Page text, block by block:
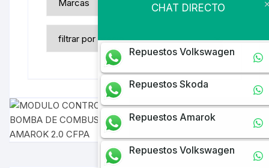
CHAT DIRECTO
Repuestos Volkswagen
Repuestos Skoda
Repuestos Amarok
Repuestos Volkswagen